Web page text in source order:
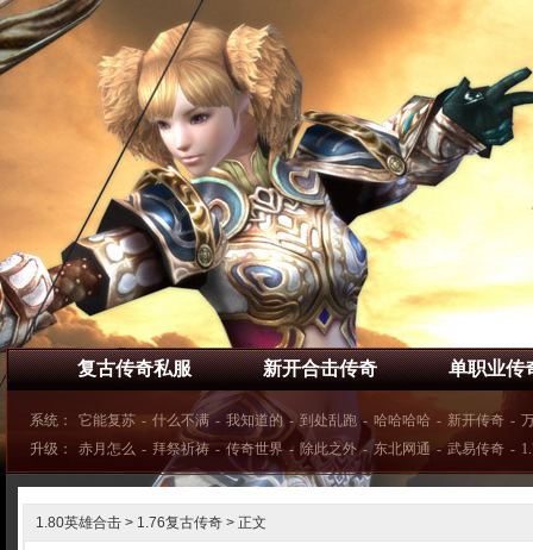
复古传奇私服 新开合击传奇 单职业传
系统： 它能复苏 - 什么不满 - 我知道的 - 到处乱跑 - 哈哈哈哈 - 新开传奇 -
升级：
赤月怎么 - 拜祭祈祷 - 传奇世界 - 除此之外 - 东北网通 - 武易传奇 -
1.80英雄合击 > 1.76复古传奇 > 正文